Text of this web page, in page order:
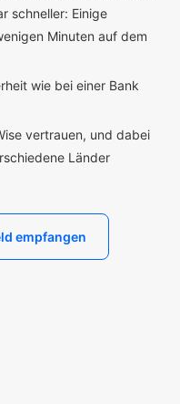
schneller: Einige
Minuten auf dem
wie bei einer Bank
vertrauen, und dabei
Länder
empfangen